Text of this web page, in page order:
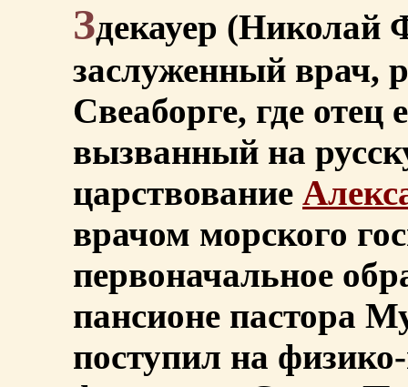
Здекауер (Николай
заслуженный врач,
Свеаборге, где
вызванный на
царствование
врачом морского
первоначальное
пансионе пастора
поступил на